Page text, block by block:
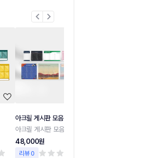
아크릴 게시판 모음전
아크릴 게시판 모음전
48,000원
리뷰 0
chevron_left chevron_right